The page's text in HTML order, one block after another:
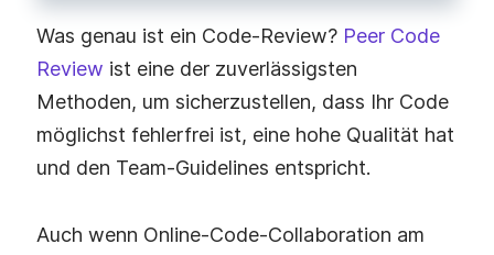
Was genau ist ein Code-Review? Peer Code
Review ist eine der zuverlässigsten
Methoden, um sicherzustellen, dass Ihr Code
möglichst fehlerfrei ist, eine hohe Qualität hat
und den Team-Guidelines entspricht.
Auch wenn Online-Code-Collaboration am